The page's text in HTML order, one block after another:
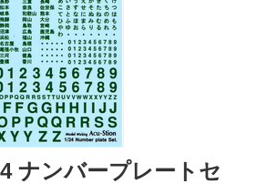
ナンバープレートセ